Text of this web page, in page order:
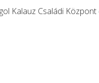
Kalauz Családi